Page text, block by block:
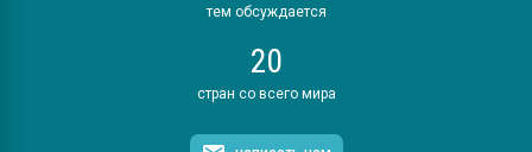
тем обсуждается
20
стран со всего мира